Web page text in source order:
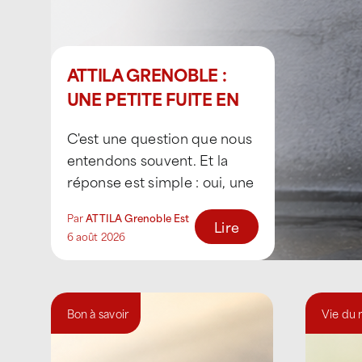
ATTILA GRENOBLE :
UNE PETITE FUITE EN
DEVENIR UN
PROBLEME ?
C'est une question que nous
entendons souvent. Et la
réponse est simple : oui, une
avoir de grandes [...]
ParATTILA Grenoble Est
6 août 2026
Lire
Bon à savoir Vie du